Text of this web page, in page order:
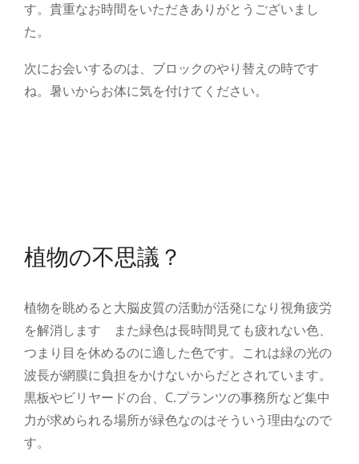
す。貴重なお時間をいただきありがとうございまし
た。
次にお会いするのは、ブロックのやり替えの時です
ね。暑いからお体に気を付けてください。
植物の不思議？
植物を眺めると大脳皮質の活動が活発になり視角疲労
を解消します また緑色は長時間見ても疲れない色、
つまり目を休めるのに適した色です。これは緑の光の
波長が網膜に負担をかけないからだとされています。
黒板やビリヤードの台、C.プランツの事務所など集中
力が求められる場所が緑色なのはそういう理由なので
す。